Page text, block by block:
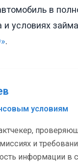
в
условиях
.
условиям
и
информации в